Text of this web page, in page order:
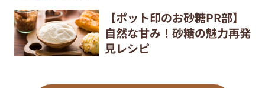
【ポット印のお砂糖PR部】
自然な甘み！砂糖の魅力再発
見レシピ